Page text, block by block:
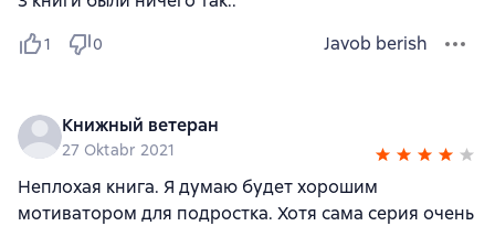
1 0 Javob berish
Книжный ветеран
27 Oktabr 2021
Неплохая книга. Я думаю будет хорошим
мотиватором для подростка. Хотя сама серия очень